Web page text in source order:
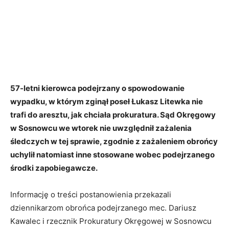
57-letni kierowca podejrzany o spowodowanie
wypadku, w którym zginął poseł Łukasz Litewka nie
trafi do aresztu, jak chciała prokuratura. Sąd Okręgowy
w Sosnowcu we wtorek nie uwzględnił zażalenia
śledczych w tej sprawie, zgodnie z zażaleniem obrońcy
uchylił natomiast inne stosowane wobec podejrzanego
środki zapobiegawcze.
Informację o treści postanowienia przekazali
dziennikarzom obrońca podejrzanego mec. Dariusz
Kawalec i rzecznik Prokuratury Okręgowej w Sosnowcu